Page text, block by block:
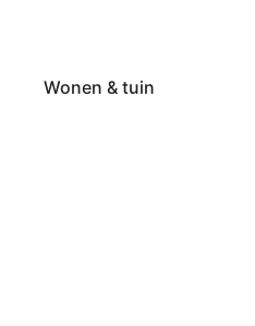
Wonen & tuin